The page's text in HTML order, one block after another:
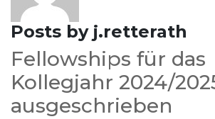
Posts by j.retterath
Fellowships für das
Kollegjahr 2024/
ausgeschrieben